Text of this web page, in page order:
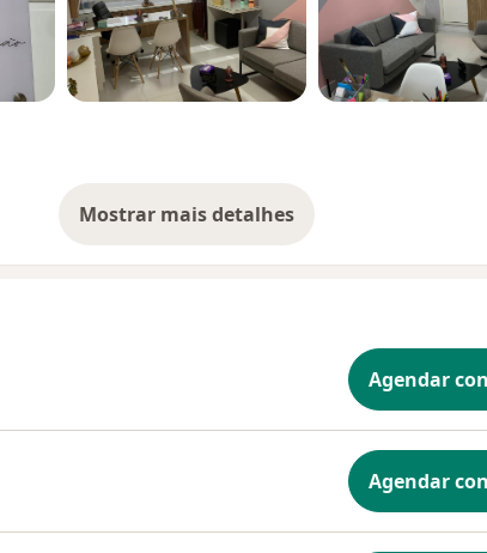
Mostrar mais detalhes
sobre a experiência
Agendar
Agendar